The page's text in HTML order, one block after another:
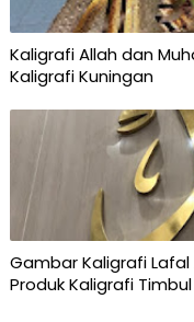
Kaligrafi Allah dan
Kaligrafi Kuningan
Gambar Kaligrafi
Produk Kaligrafi